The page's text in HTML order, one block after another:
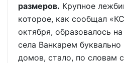
размеров. Крупное
которое, как сообщал
октября, образовалось
села Ванкарем
домов, стало, по словам